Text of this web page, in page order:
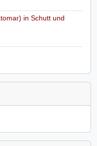
in Schutt und